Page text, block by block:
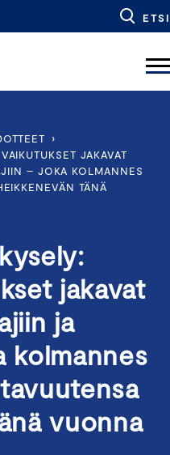
ETSI
›
JAKAVAT
– JOKA KOLMANNES
TÄNÄ
jakavat
ja
kolmannes
vuonna